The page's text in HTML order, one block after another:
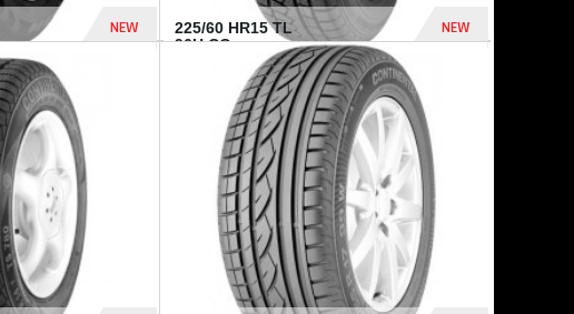
NEW
432 Dhs
225/60 HR15 TL
96H CO...
NEW
1 040 Dhs